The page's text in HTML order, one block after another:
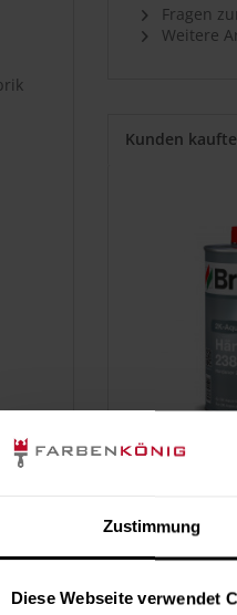
Zustimmung
Diese Webseite verwendet
Fragen
Weitere
Kunden
Inhalt:0.125